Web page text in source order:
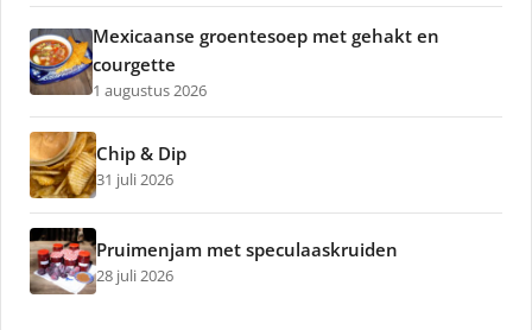
Mexicaanse groentesoep met gehakt en
courgette
1 augustus 2026
Chip & Dip
31 juli 2026
Pruimenjam met speculaaskruiden
28 juli 2026